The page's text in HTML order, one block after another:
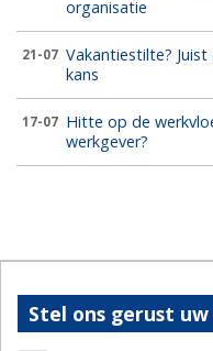
organisatie
21-07 Vakantiestilte?
kans
17-07 Hitte op de
werkgever?
Stel ons gerust